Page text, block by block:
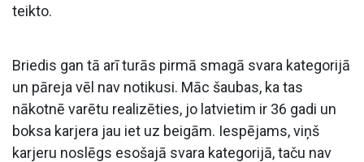
teikto.
Briedis gan tā arī turās pirmā smagā svara kategorijā
un pāreja vēl nav notikusi. Māc šaubas, ka tas
nākotnē varētu realizēties, jo latvietim ir 36 gadi un
boksa karjera jau iet uz beigām. Iespējams, viņš
karjeru noslēgs esošajā svara kategorijā, taču nav